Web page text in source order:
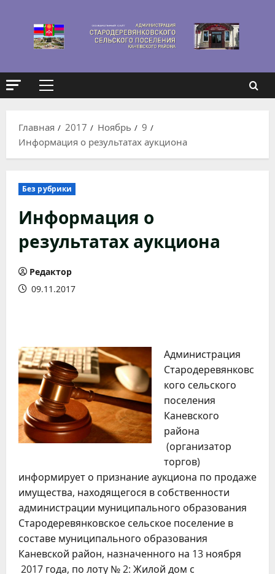
содержимому
Основное
Главная
2017 Ноябрь
9
Информация о результатах аукциона
Без рубрики
Информация о
результатах аукциона
Редактор
09.11.2017
Администрация
Стародеревянковс
кого сельского
поселения
Каневского
района
(организатор
торгов)
информирует о признание аукциона по продаже
имущества, находящегося в собственности
администрации муниципального образования
Стародеревянковское сельское поселение в
составе муниципального образования
Каневской район, назначенного на 13 ноября
2017 года, по лоту № 2: Жилой дом с